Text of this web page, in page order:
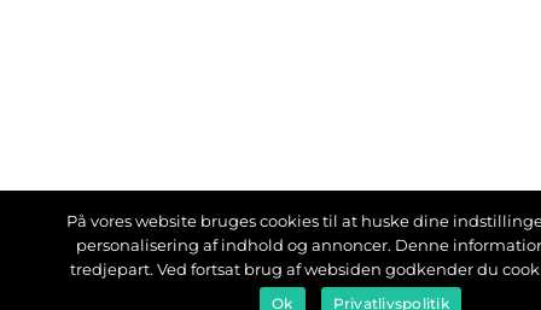
På vores website bruges cookies til at huske dine
personalisering af indhold og annoncer. Denne
tredjepart. Ved fortsat brug af websiden godkender du
Ok Privatlivspolitik